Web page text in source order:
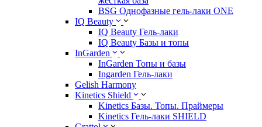
BSG Однофазные гель-лаки ONE
IQ Beauty
IQ Beauty Гель-лаки
IQ Beauty Базы и топы
InGarden
InGarden Топы и базы
Ingarden Гель-лаки
Gelish Harmony
Kinetics Shield
Kinetics Базы. Топы. Праймеры
Kinetics Гель-лаки SHIELD